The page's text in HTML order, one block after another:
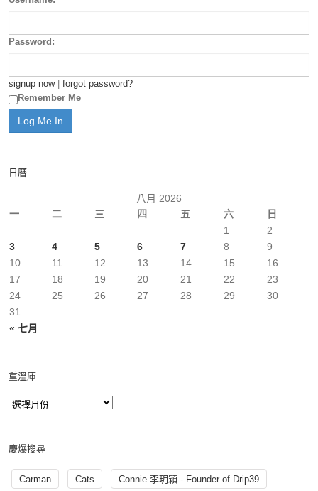
Password:
signup now| forgot password?
Remember Me
日曆
八月 2026
一
二 三 四 五 六 日
« 七月
1
2
3
4 5 6 7 8
9
10
11 12 13 14 15
16
17
18 19 20 21 22
23
24
25 26 27 28 29
30
31
重溫庫
慶爆搜尋
Carman Cats Connie 李玥穎 - Founder of Drip39